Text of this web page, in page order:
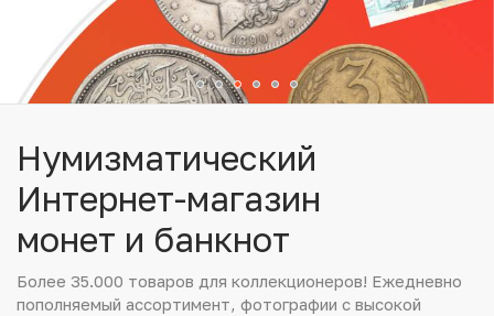
Юбилейные монеты Банка России (с 1999 года)
Памятные и инвестиционные монеты СССР и России
Неофициальные выпуски монет (Unusual)
Античные и средневековые монеты
Наборы монет
Нумизматический
Интернет-магазин
монет и банкнот
Более 35.000 товаров для коллекционеров! Ежедневно
пополняемый ассортимент, фотографии с высокой